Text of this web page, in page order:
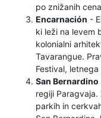
po znižanih
Encarnación -
ki leži na levem
kolonialni
Tavarangue.
Festival,
San Bernardino
regiji
parkih in